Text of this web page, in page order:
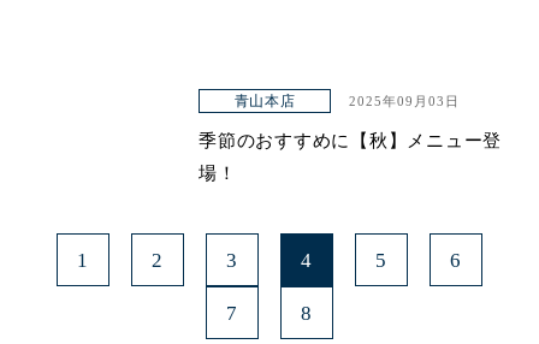
青山本店 2025年09月03日
季節のおすすめに【秋】メニュー登
場！
1 2 3 4 5 6
7 8